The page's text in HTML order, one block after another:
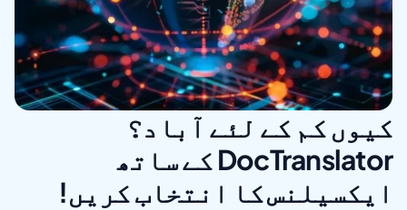
کیوں کم کے لئے آباد؟
DocTranslator کے ساتھ
ایکسیلنس کا انتخاب کریں!